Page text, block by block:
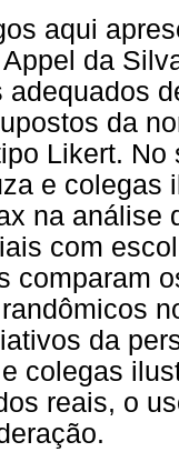
aqui
da
adequados
da
Likert.
e colegas
na análise
com
comparam
da
colegas
reais, o